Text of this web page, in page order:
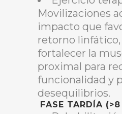
Movilizaciones
impacto que
retorno linfático,
fortalecer la
proximal para
funcionalidad y
desequilibrios.
FASE TARDÍA